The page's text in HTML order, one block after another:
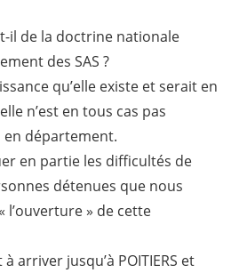
il de la doctrine nationale
des SAS ?
qu’elle existe et serait en
n’est en tous cas pas
en département.
en partie les difficultés de
détenues que nous
l’ouverture » de cette
arriver jusqu’à POITIERS et